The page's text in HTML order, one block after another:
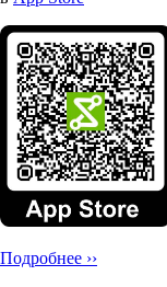
Подробнее ››